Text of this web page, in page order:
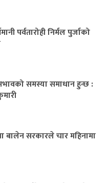
पर्वतारोही निर्मल पुर्जाको
समस्या समाधान हुन्छ :
बालेन सरकारले चार महिनामा